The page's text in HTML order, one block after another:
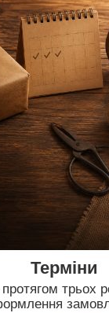
Терміни
трьох